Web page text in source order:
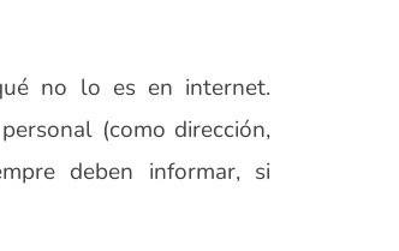
no lo es en internet.
(como dirección,
deben informar, si